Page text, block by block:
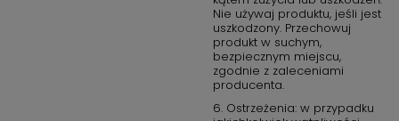
Nie używaj produktu, jeśli jest
uszkodzony. Przechowuj
produkt w suchym,
bezpiecznym miejscu,
zgodnie z zaleceniami
producenta.
6. Ostrzeżenia: w przypadku